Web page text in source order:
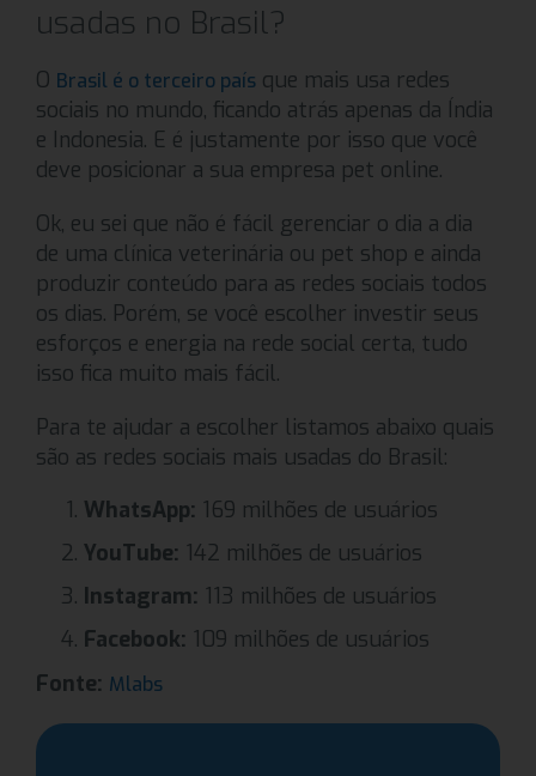
usadas no Brasil?
O Brasil é o terceiro país que mais usa redes
sociais no mundo, ficando atrás apenas da Índia
e Indonesia. E é justamente por isso que você
deve posicionar a sua empresa pet online.
Ok, eu sei que não é fácil gerenciar o dia a dia
de uma clínica veterinária ou pet shop e ainda
produzir conteúdo para as redes sociais todos
os dias. Porém, se você escolher investir seus
esforços e energia na rede social certa, tudo
isso fica muito mais fácil.
Para te ajudar a escolher listamos abaixo quais
são as redes sociais mais usadas do Brasil:
WhatsApp: 169 milhões de usuários
YouTube: 142 milhões de usuários
Instagram: 113 milhões de usuários
Facebook: 109 milhões de usuários
Fonte: Mlabs